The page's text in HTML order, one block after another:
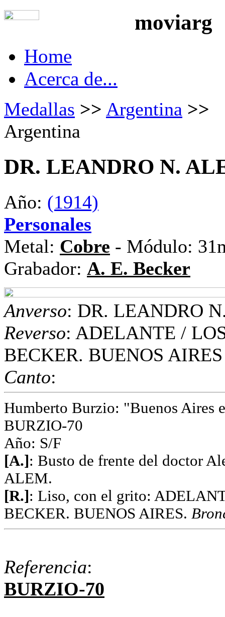
moviarg
Home
Acerca de...
Medallas >> Argentina >>
Argentina
DR. LEANDRO N.
Año: (1914)
Personales
Metal: Cobre - Módulo:
Grabador: A. E. Becker
Anverso: DR. LEANDRO
Reverso: ADELANTE /
BECKER. BUENOS AIRES
Canto:
Humberto Burzio: "Buenos Aires
BURZIO-70
Año: S/F
[A.]: Busto de frente del doctor
ALEM.
[R.]: Liso, con el grito:
BECKER. BUENOS AIRES.
Referencia:
BURZIO-70